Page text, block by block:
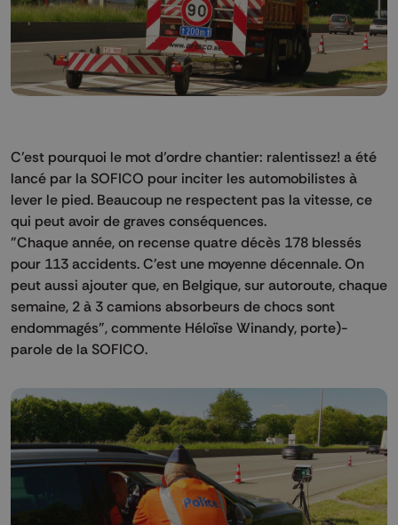
C’est pourquoi le mot d’ordre chantier: ralentissez! a été
lancé par la SOFICO pour inciter les automobilistes à
lever le pied. Beaucoup ne respectent pas la vitesse, ce
qui peut avoir de graves conséquences.
"Chaque année, on recense quatre décès 178 blessés
pour 113 accidents. C'est une moyenne décennale. On
peut aussi ajouter que, en Belgique, sur autoroute, chaque
semaine, 2 à 3 camions absorbeurs de chocs sont
endommagés", commente Héloïse Winandy, porte)-
parole de la SOFICO.